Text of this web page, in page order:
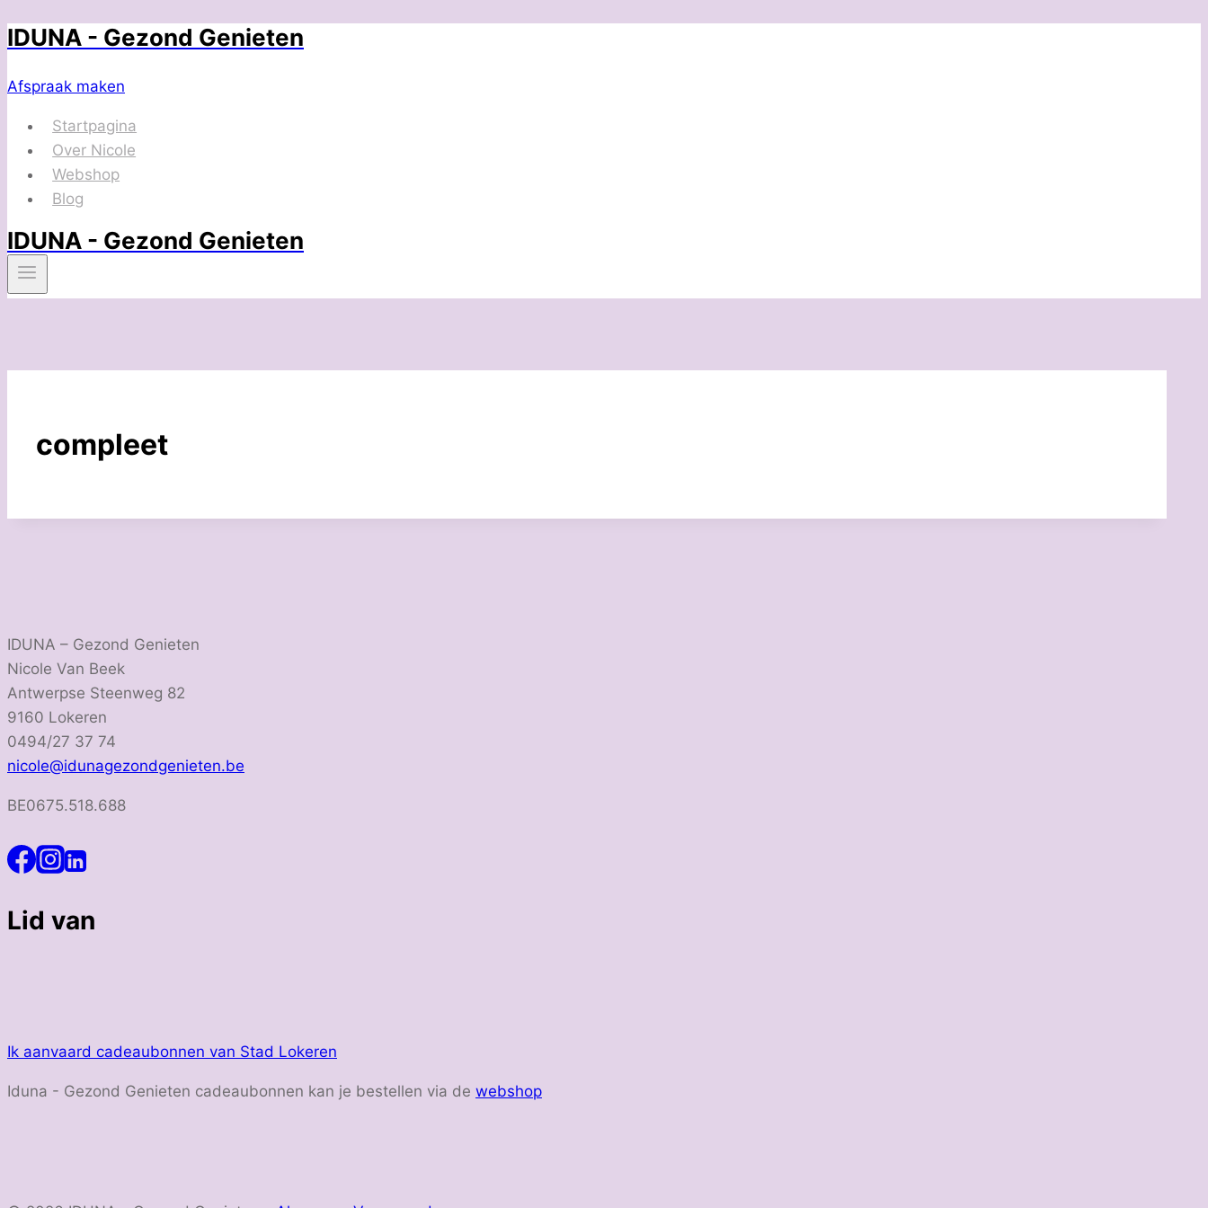
Doorgaan
inhoud
IDUNA - Gezond Genieten
Afspraak maken
Startpagina
Over Nicole
Webshop
Blog
IDUNA - Gezond Genieten
compleet
IDUNA – Gezond Genieten
Nicole Van Beek
Antwerpse Steenweg 82
9160 Lokeren
0494/27 37 74
nicole@idunagezondgenieten.be
BE0675.518.688
Lid van
Ik aanvaard cadeaubonnen van Stad Lokeren
Iduna - Gezond Genieten cadeaubonnen kan je bestellen via de webshop